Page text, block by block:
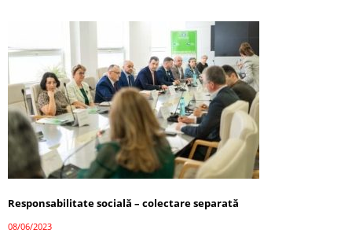
Responsabilitate socială – colectare separată
08/06/2023